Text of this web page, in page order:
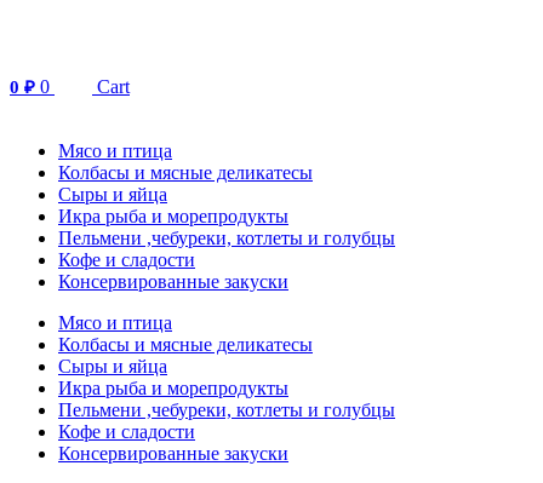
0 ₽ 0 Cart
Мясо и птица
Колбасы и мясные деликатесы
Сыры и яйца
Икра рыба и морепродукты
Пельмени ,чебуреки, котлеты и голубцы
Кофе и сладости
Консервированные закуски
Мясо и птица
Колбасы и мясные деликатесы
Сыры и яйца
Икра рыба и морепродукты
Пельмени ,чебуреки, котлеты и голубцы
Кофе и сладости
Консервированные закуски